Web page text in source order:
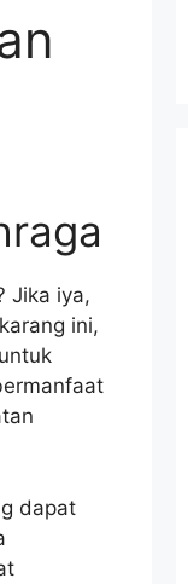
Jika iya,
ini,
dapat